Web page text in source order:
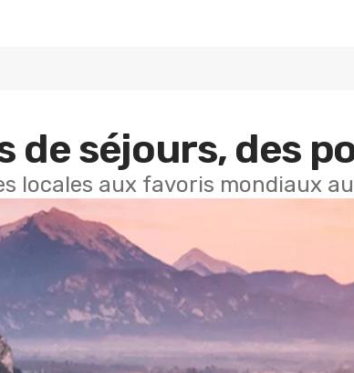
de séjours, des
locales aux favoris mondiaux